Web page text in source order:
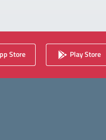
Store Play Store